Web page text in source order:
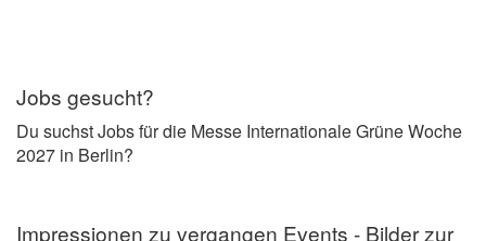
Jobs gesucht?
Du suchst Jobs für die Messe Internationale Grüne Woche
2027 in Berlin?
Impressionen zu vergangen Events - Bilder zur